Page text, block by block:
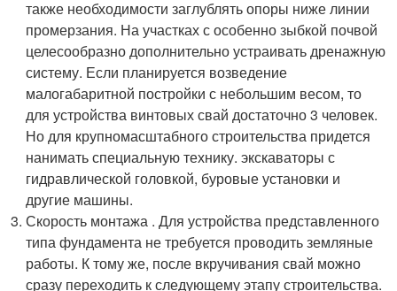
также необходимости заглублять опоры ниже линии
промерзания. На участках с особенно зыбкой почвой
целесообразно дополнительно устраивать дренажную
систему. Если планируется возведение
малогабаритной постройки с небольшим весом, то
для устройства винтовых свай достаточно 3 человек.
Но для крупномасштабного строительства придется
нанимать специальную технику. экскаваторы с
гидравлической головкой, буровые установки и
другие машины.
Скорость монтажа . Для устройства представленного
типа фундамента не требуется проводить земляные
работы. К тому же, после вкручивания свай можно
сразу переходить к следующему этапу строительства.